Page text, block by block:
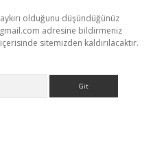
olduğunu düşündüğünüz
adresine bildirmeniz
sitemizden kaldırılacaktır.